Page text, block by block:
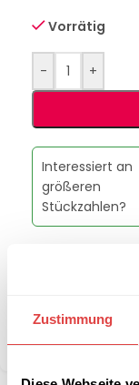
Zustimmung
Vorrätig
- +
Interessiert an
größeren
Stückzahlen?
Marke:Gastro
Teilen: